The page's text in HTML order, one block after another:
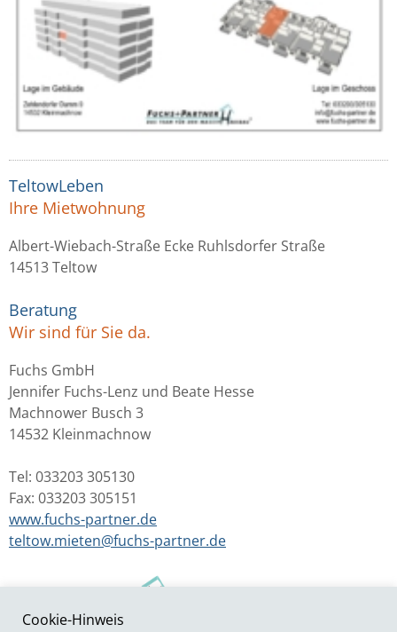
TeltowLeben
Ihre Mietwohnung
Albert-Wiebach-Straße Ecke Ruhlsdorfer Straße
14513 Teltow
Beratung
Wir sind für Sie da.
Fuchs GmbH
Jennifer Fuchs-Lenz und Beate Hesse
Machnower Busch 3
14532 Kleinmachnow
Tel: 033203 305130
Fax: 033203 305151
www.fuchs-partner.de
teltow.mieten@fuchs-partner.de
Cookie-Hinweis